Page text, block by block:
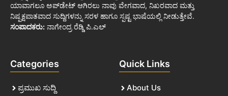
ಯಾವಾಗಲೂ ಅಪ್‌ಡೇಟ್ ಆಗಿರಲು ನಾವು ವೇಗವಾದ, ನಿಖರವಾದ ಮತ್ತು
ನಿಷ್ಪಕ್ಷಪಾತವಾದ ಸುದ್ದಿಗಳನ್ನು ಸರಳ ಹಾಗೂ ಸ್ಪಷ್ಟ ಭಾಷೆಯಲ್ಲಿ ನೀಡುತ್ತೇವೆ.
ಸಂಪಾದಕರು: ನಾಗೇಂದ್ರ ರೆಡ್ಡಿ ಪಿ.ಎಲ್
Categories
ಪ್ರಮುಖ ಸುದ್ದಿ
Quick Links
About Us